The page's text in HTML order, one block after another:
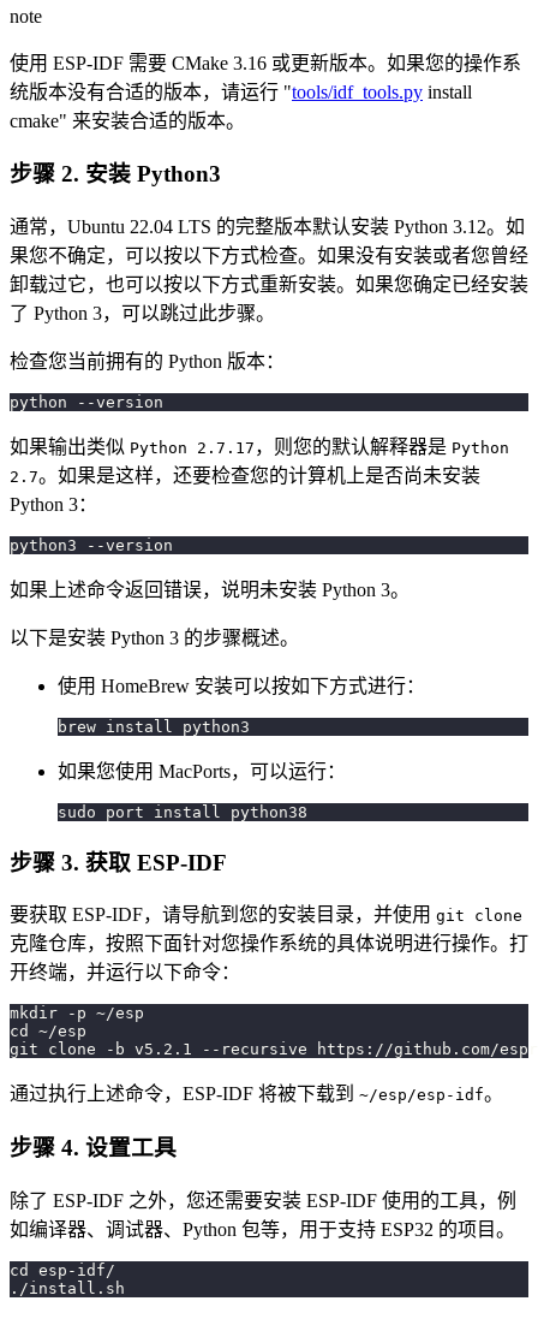
note
使用 ESP-IDF 需要 CMake 3.16 或更新版本。如果您的操作系
统版本没有合适的版本，请运行 "tools/idf_tools.py install
cmake" 来安装合适的版本。
步骤 2. 安装 Python3
通常，Ubuntu 22.04 LTS 的完整版本默认安装 Python 3.12。如
果您不确定，可以按以下方式检查。如果没有安装或者您曾经
卸载过它，也可以按以下方式重新安装。如果您确定已经安装
了 Python 3，可以跳过此步骤。
检查您当前拥有的 Python 版本：
python --version
如果输出类似 Python 2.7.17 ，则您的默认解释器是 Python
2.7。如果是这样，还要检查您的计算机上是否尚未安装
Python 3：
python3 --version
如果上述命令返回错误，说明未安装 Python 3。
以下是安装 Python 3 的步骤概述。
使用 HomeBrew 安装可以按如下方式进行：
brew install python3
如果您使用 MacPorts，可以运行：
sudo port install python38
步骤 3. 获取 ESP-IDF
要获取 ESP-IDF，请导航到您的安装目录，并使用 git clone
克隆仓库，按照下面针对您操作系统的具体说明进行操作。打
开终端，并运行以下命令：
mkdir -p ~/esp
cd ~/esp
git clone -b v5.2.1 --recursive https://github.com/
通过执行上述命令，ESP-IDF 将被下载到 ~/esp/esp-idf。
步骤 4. 设置工具
除了 ESP-IDF 之外，您还需要安装 ESP-IDF 使用的工具，例
如编译器、调试器、Python 包等，用于支持 ESP32 的项目。
cd esp-idf/
./install.sh